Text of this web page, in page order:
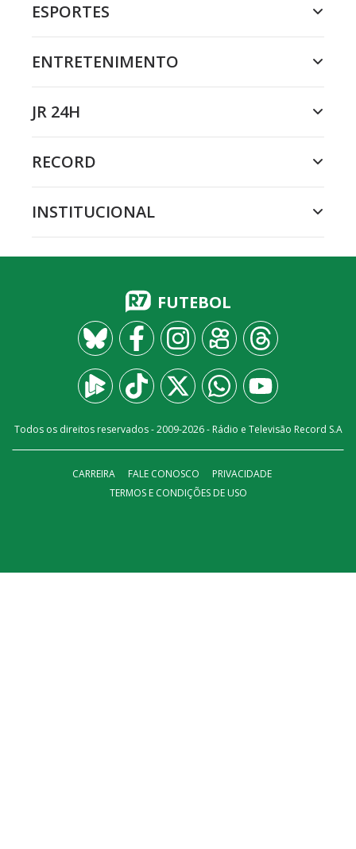
ESPORTES
ENTRETENIMENTO
JR 24H
RECORD
INSTITUCIONAL
FUTEBOL
Todos os direitos reservados - 2009-2026- Rádio e Televisão Record S.A
CARREIRA FALE CONOSCO
PRIVACIDADE
TERMOS E CONDIÇÕES DE USO